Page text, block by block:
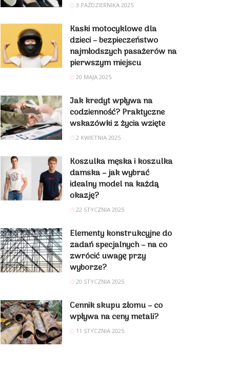
3 PAŹDZIERNIKA 2025
Kaski motocyklowe dla
dzieci – bezpieczeństwo
najmłodszych pasażerów na
pierwszym miejscu
20 MAJA 2025
Jak kredyt wpływa na
codzienność? Praktyczne
wskazówki z życia wzięte
2 KWIETNIA 2025
Koszulka męska i koszulka
damska – jak wybrać
idealny model na każdą
okazję?
22 STYCZNIA 2025
Elementy konstrukcyjne do
zadań specjalnych – na co
zwrócić uwagę przy
wyborze?
20 STYCZNIA 2025
Cennik skupu złomu – co
wpływa na ceny metali?
11 STYCZNIA 2025